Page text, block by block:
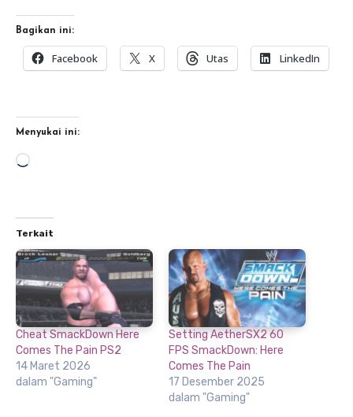
Bagikan ini:
Facebook X Utas LinkedIn
Menyukai ini:
Memuat...
Terkait
Cheat SmackDown Here
Comes The Pain PS2
14 Maret 2026
dalam "Gaming"
Setting AetherSX2 60
FPS SmackDown: Here
Comes The Pain
17 Desember 2025
dalam "Gaming"